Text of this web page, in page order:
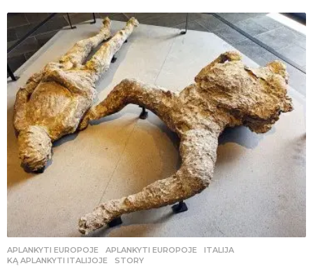
APLANKYTI EUROPOJE APLANKYTI EUROPOJE ,ITALIJA
KĄ APLANKYTI ITALIJOJE
,STORY